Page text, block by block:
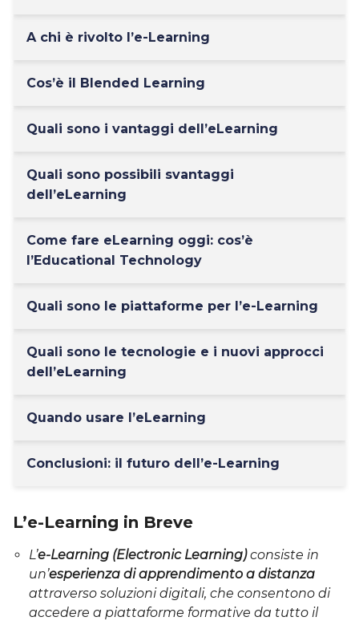
A chi è rivolto l’e-Learning
Cos’è il Blended Learning
Quali sono i vantaggi dell’eLearning
Quali sono possibili svantaggi
dell’eLearning
Come fare eLearning oggi: cos’è
l’Educational Technology
Quali sono le piattaforme per l’e-Learning
Quali sono le tecnologie e i nuovi approcci
dell’eLearning
Quando usare l’eLearning
Conclusioni: il futuro dell’e-Learning
L’e-Learning in Breve
L’e-Learning (Electronic Learning)consiste in
un’esperienza di apprendimento a distanza
attraverso soluzioni digitali, che consentono di
accedere a piattaforme formative da tutto il